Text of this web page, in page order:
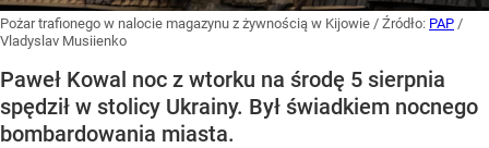
Pożar trafionego w nalocie magazynu z żywnością w Kijowie / Źródło: PAP /
Vladyslav Musiienko
Paweł Kowal noc z wtorku na środę 5 sierpnia
spędził w stolicy Ukrainy. Był świadkiem nocnego
bombardowania miasta.